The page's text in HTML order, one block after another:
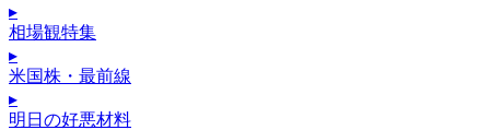
▸
相場観特集
▸
米国株・最前線
▸
明日の好悪材料